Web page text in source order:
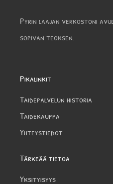
Pyrin laajan verkostoni
sopivan teoksen.
Pikalinkit
Taidepalvelun historia
Taidekauppa
Yhteystiedot
Tärkeää tietoa
Yksityisyys